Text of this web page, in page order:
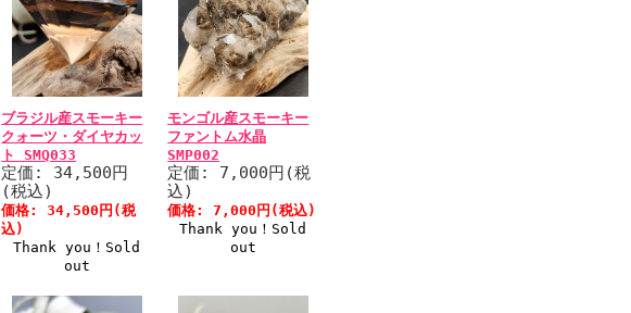
ブラジル産スモーキー
クォーツ・ダイヤカッ
ト SMQ033
定価: 34,500円
(税込)
価格: 34,500円(税
込)
Thank you！Sold
out
モンゴル産スモーキー
ファントム水晶
SMP002
定価: 7,000円(税
込)
価格: 7,000円(税込)
Thank you！Sold
out